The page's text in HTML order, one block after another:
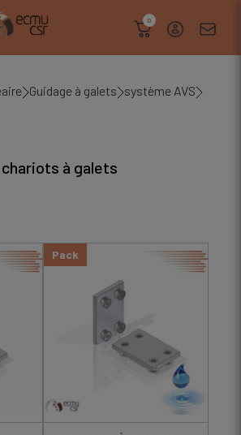
0
Guidage à galets système AVS
chariots à galets
Pack